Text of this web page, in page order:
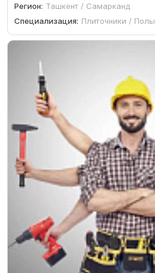
Регион: Ташкент / Самарканд
Специализация: Плиточники / Полы